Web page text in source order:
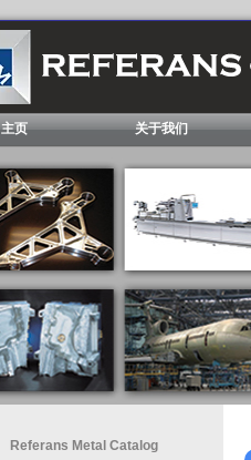
主页 关于我们
Referans Metal Catalog